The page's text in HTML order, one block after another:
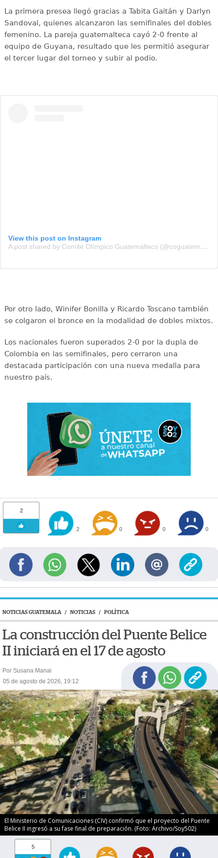
La primera presea llegó gracias a Tabita Gaitán y Darlyn
Sandoval, quienes alcanzaron las semifinales del dobles
femenino. La pareja guatemalteca cayó 2-0 frente al
equipo de Guyana, resultado que les permitió asegurar
el tercer lugar del torneo y subir al podio.
View this post on Instagram
A post shared by Comité Olímpico Guatemalteco (@coguatemalteco)
Por otro lado, Winifer Bonilla y Ricardo Toscano también
se colgaron el bronce en la modalidad de dobles mixtos.
Los nacionales fueron superados 2-0 por la dupla de
Colombia en las semifinales, pero cerraron una
destacada participación con una nueva medalla para
nuestro país.
2
2 0 0 0
NOTICIAS GUATEMALA / NOTICIAS / POLÍTICA
La construcción del Puente Belice
II iniciará en el 17 de agosto
Por Susana Manai
05 de agosto de 2026, 19:12
El Ministerio de Comunicaciones (CIV) confirmó que el proyecto del Puente
Belice II ingresó a su fase final de preparación. (Foto: Archivo/Soy502)
5